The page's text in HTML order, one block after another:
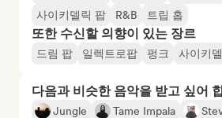
사이키델릭 팝
R&B 트립 홉
또한 수신할 의향이 있는 장르
드림 팝 일렉트로팝 펑크 사이키
다음과 비슷한 음악을 받고 싶어
Jungle Tame Impala